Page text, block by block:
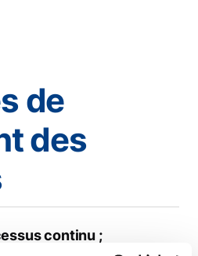
de
des
continu ;